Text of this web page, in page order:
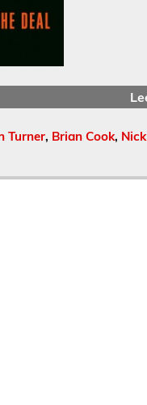
Turner, Brian Cook,